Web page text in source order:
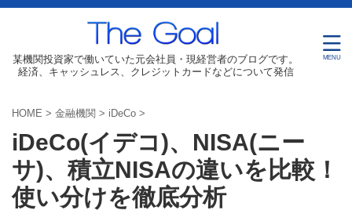
某機関投資家で働いていた元会社員・現経営者のブログです。
経済、キャッシュレス、クレジットカードなどについて発信
HOME > 金融機関 > iDeCo >
iDeCo(イデコ)、NISA(ニー
サ)、積立NISAの違いを比較！
使い分けを徹底分析